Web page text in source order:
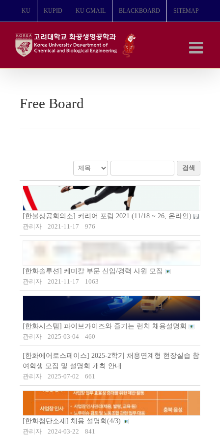
뛰
KU KUPID KU GMAIL BLACKBOARD SITEMAP
Free Board
검색
[한불상공회의소] 커리어 포럼 2021 (11/18 ~ 26, 온라인)
관리자
2021-11-17 976
[한화솔루션] 케미칼 부문 신입/경력 사원 모집
관리자
2021-11-17 1063
[한화시스템] 파이브가이즈와 즐기는 런치 채용설명회
관리자
2025-03-04 460
[한화에어로스페이스] 2025-2학기 채용연계형 현장실습 참
여학생 모집 및 설명회 개최 안내
관리자
2025-07-02 661
[한화첨단소재] 채용 설명회(4/3)
관리자
2024-03-22 841